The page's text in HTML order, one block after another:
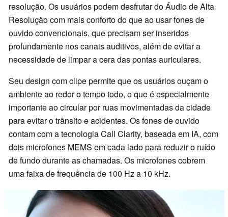
resolução. Os usuários podem desfrutar do Áudio de Alta
Resolução com mais conforto do que ao usar fones de
ouvido convencionais, que precisam ser inseridos
profundamente nos canais auditivos, além de evitar a
necessidade de limpar a cera das pontas auriculares.
Seu design com clipe permite que os usuários ouçam o
ambiente ao redor o tempo todo, o que é especialmente
importante ao circular por ruas movimentadas da cidade
para evitar o trânsito e acidentes. Os fones de ouvido
contam com a tecnologia Call Clarity, baseada em IA, com
dois microfones MEMS em cada lado para reduzir o ruído
de fundo durante as chamadas. Os microfones cobrem
uma faixa de frequência de 100 Hz a 10 kHz.